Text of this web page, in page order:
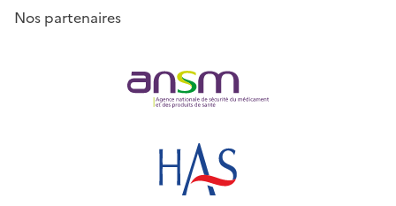
Nos partenaires